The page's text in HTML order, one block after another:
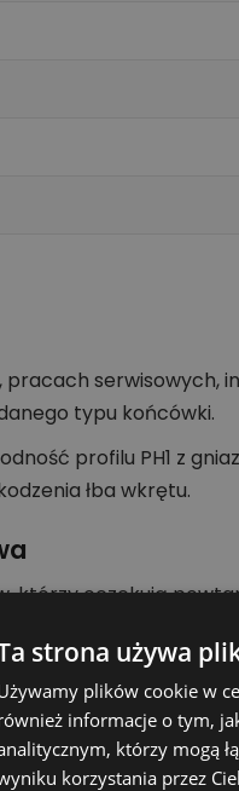
pracach
typu końcówki.
profilu PH1 z
łba wkrętu.
którzy oczekują
i materiał
narzędzi i
i akcesoriów
strona używa
plików cookie w
informacje o tym,
którzy mogą
korzystania przez